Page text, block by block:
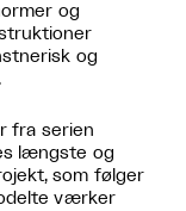
og
og
fra serien
længste og
som følger
værker